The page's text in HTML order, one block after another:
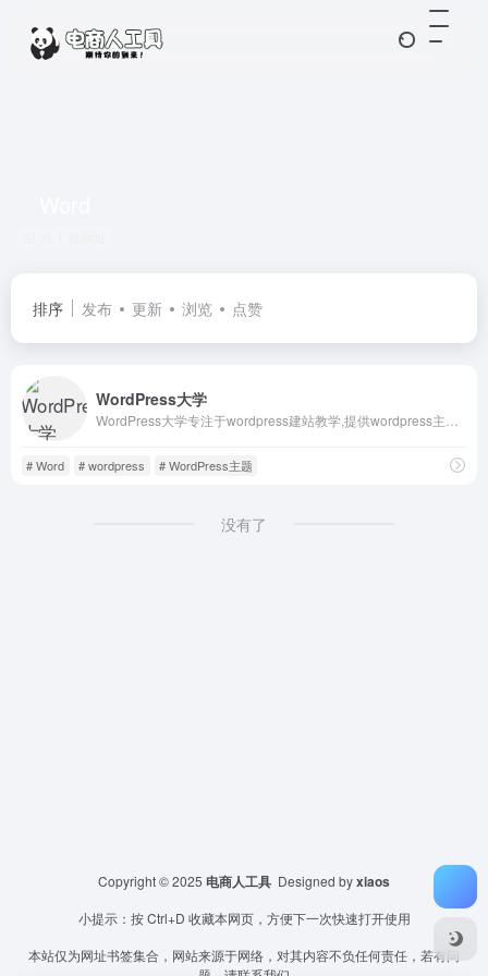
排序 发布 更新 浏览 点赞
WordPress大学
# Word # wordpress # WordPress主题
没有了
Copyright © 2025 电商人工具 Designed byxiaos
小提示：按 Ctrl+D 收藏本网页，方便下一次快速打开使用
本站仅为网址书签集合，网站来源于网络，对其内容不负任何责任，若有问